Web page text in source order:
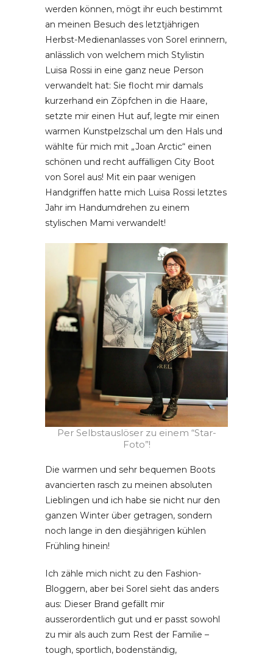
werden können, mögt ihr euch bestimmt
an meinen Besuch des letztjährigen
Herbst-Medienanlasses von Sorel erinnern,
anlässlich von welchem mich Stylistin
Luisa Rossi in eine ganz neue Person
verwandelt hat: Sie flocht mir damals
kurzerhand ein Zöpfchen in die Haare,
setzte mir einen Hut auf, legte mir einen
warmen Kunstpelzschal um den Hals und
wählte für mich mit „Joan Arctic“ einen
schönen und recht auffälligen City Boot
von Sorel aus! Mit ein paar wenigen
Handgriffen hatte mich Luisa Rossi letztes
Jahr im Handumdrehen zu einem
stylischen Mami verwandelt!
Per Selbstauslöser zu einem “Star-
Foto”!
Die warmen und sehr bequemen Boots
avancierten rasch zu meinen absoluten
Lieblingen und ich habe sie nicht nur den
ganzen Winter über getragen, sondern
noch lange in den diesjährigen kühlen
Frühling hinein!
Ich zähle mich nicht zu den Fashion-
Bloggern, aber bei Sorel sieht das anders
aus: Dieser Brand gefällt mir
ausserordentlich gut und er passt sowohl
zu mir als auch zum Rest der Familie –
tough, sportlich, bodenständig,